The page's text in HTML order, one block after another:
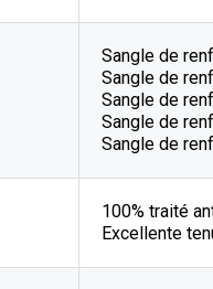
Sangle de
Sangle de
Sangle de
Sangle de
Sangle de
100% traité
Excellente